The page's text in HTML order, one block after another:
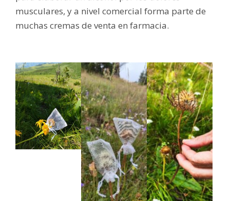
musculares, y a nivel comercial forma parte de
muchas cremas de venta en farmacia.